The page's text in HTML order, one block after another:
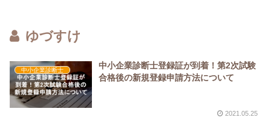
ゆづすけ
中小企業診断士
中小企業診断士登録証が到着！第2次試験
合格後の新規登録申請方法について
2021.05.25